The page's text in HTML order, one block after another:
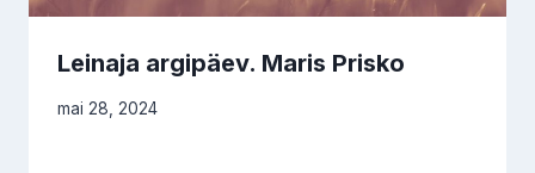
Leinaja argipäev. Maris Prisko
mai 28, 2024